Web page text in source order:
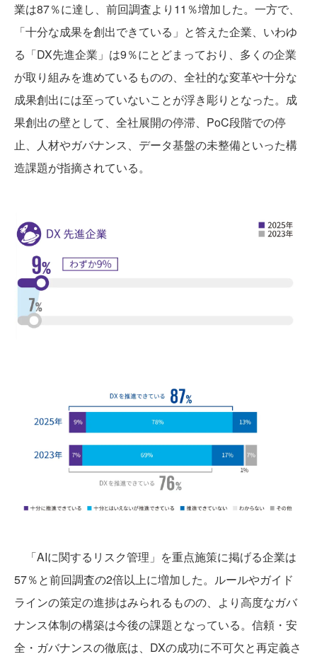
業は87％に達し、前回調査より11％増加した。一方で、
「十分な成果を創出できている」と答えた企業、いわゆ
る「DX先進企業」は9％にとどまっており、多くの企業
が取り組みを進めているものの、全社的な変革や十分な
成果創出には至っていないことが浮き彫りとなった。成
果創出の壁として、全社展開の停滞、PoC段階での停
止、人材やガバナンス、データ基盤の未整備といった構
造課題が指摘されている。
「AIに関するリスク管理」を重点施策に掲げる企業は
57％と前回調査の2倍以上に増加した。ルールやガイド
ラインの策定の進捗はみられるものの、より高度なガバ
ナンス体制の構築は今後の課題となっている。信頼・安
全・ガバナンスの徹底は、DXの成功に不可欠と再定義さ